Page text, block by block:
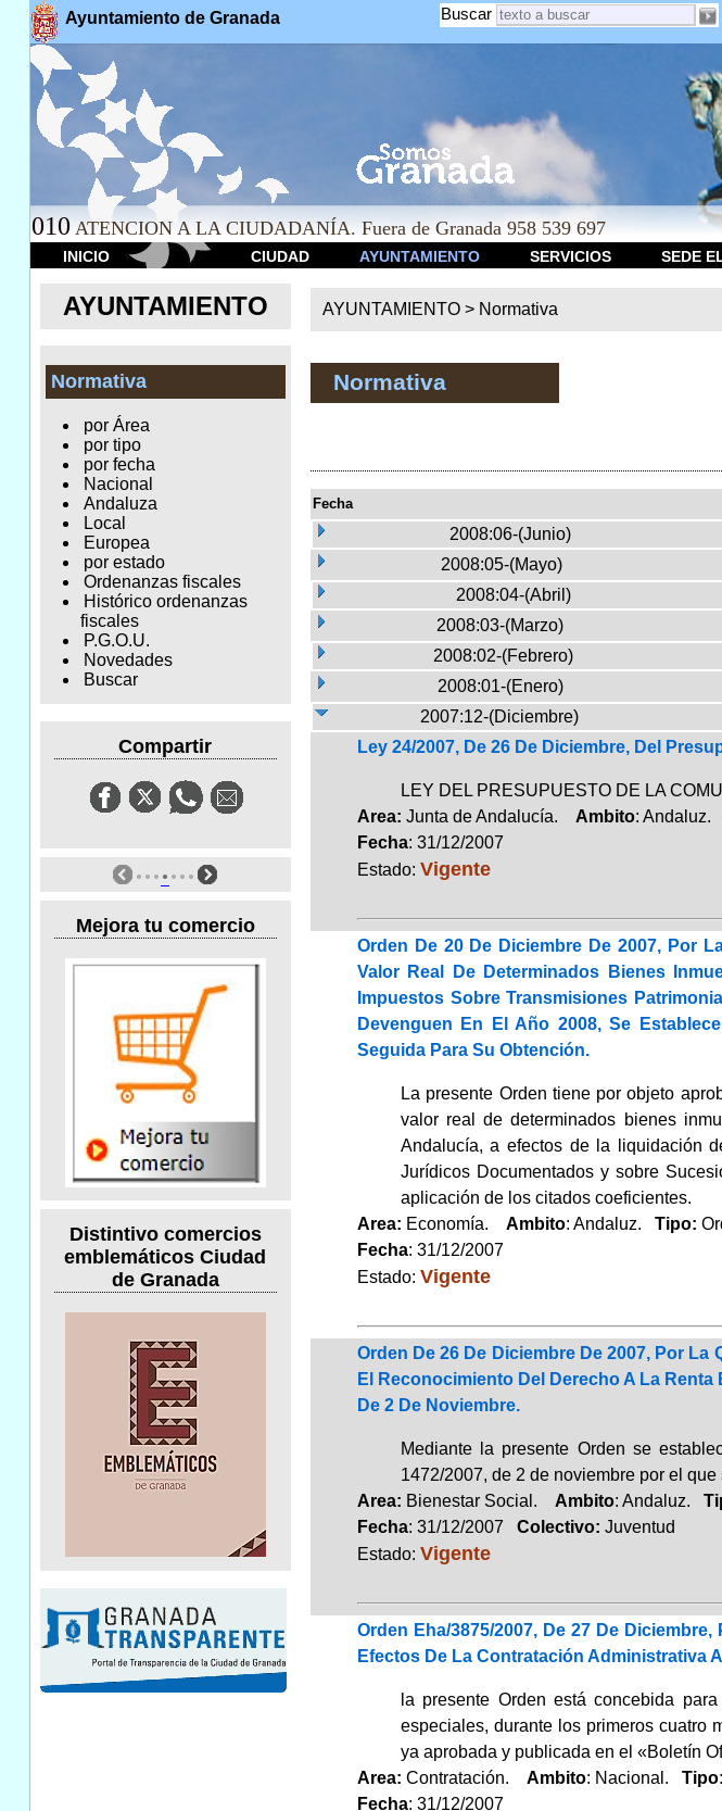
Ayuntamiento de Granada Buscar
010 ATENCION A LA CIUDADANÍA. Fuera de Granada 958 539 697
INICIO CIUDAD AYUNTAMIENTO SERVICIOS SEDE
AYUNTAMIENTO
Normativa
por Área
por tipo
por fecha
Nacional
Andaluza
Local
Europea
por estado
Ordenanzas fiscales
Histórico ordenanzas
fiscales
P.G.O.U.
Novedades
Buscar
Compartir
Mejora tu comercio
Distintivo comercios
emblemáticos Ciudad
de Granada
AYUNTAMIENTO > Normativa
Normativa
Fecha
2008:06-(Junio)
2008:05-(Mayo)
2008:04-(Abril)
2008:03-(Marzo)
2008:02-(Febrero)
2008:01-(Enero)
2007:12-(Diciembre)
Ley 24/2007, De 26 De Diciembre, Del
LEY DEL PRESUPUESTO DE LA
Area: Junta de Andalucía. Ambito: Andaluz.
Fecha: 31/12/2007
Estado: Vigente
Orden De 20 De Diciembre De 2007, Por
Valor Real De Determinados Bienes
Impuestos Sobre Transmisiones
Devenguen En El Año 2008, Se
Seguida Para Su Obtención.
La presente Orden tiene por objeto
valor real de determinados bienes
Andalucía, a efectos de la liquidación
Jurídicos Documentados y sobre
aplicación de los citados coeficientes.
Area: Economía. Ambito: Andaluz. Tipo:
Fecha: 31/12/2007
Estado: Vigente
Orden De 26 De Diciembre De 2007, Por
El Reconocimiento Del Derecho A La
De 2 De Noviembre.
Mediante la presente Orden se
1472/2007, de 2 de noviembre por el
Area: Bienestar Social. Ambito: Andaluz.
Fecha: 31/12/2007 Colectivo: Juventud
Estado: Vigente
Orden Eha/3875/2007, De 27 De
Efectos De La Contratación Administrativa
la presente Orden está concebida
especiales, durante los primeros cuatro
ya aprobada y publicada en el «Boletín
Area: Contratación. Ambito: Nacional. Tipo:
Fecha: 31/12/2007